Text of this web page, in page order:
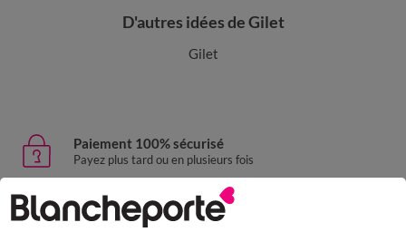
D'autres idées de Gilet
Gilet
Paiement 100% sécurisé
Payez plus tard ou en plusieurs fois
Livraison express
domicile, relais, consignes automatiques